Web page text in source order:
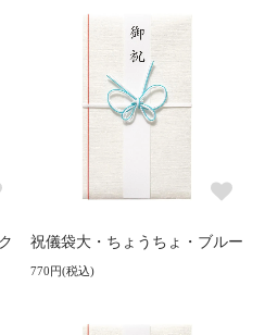
祝儀袋大・ちょうちょ・ブルー
770円(税込)